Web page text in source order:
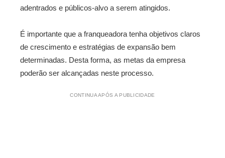
adentrados e públicos-alvo a serem atingidos.
É importante que a franqueadora tenha objetivos claros
de crescimento e estratégias de expansão bem
determinadas. Desta forma, as metas da empresa
poderão ser alcançadas neste processo.
CONTINUA APÓS A PUBLICIDADE